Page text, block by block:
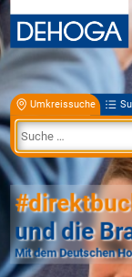
Umkreissuche
und die
Mit dem Deutschen